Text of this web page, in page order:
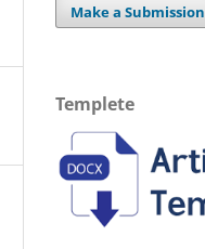
Make a Submission
Templete